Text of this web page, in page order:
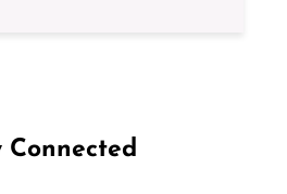
Connected